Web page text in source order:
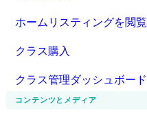
ホームリスティングを閲覧
クラス購入
クラス管理ダッシュボード
コンテンツとメディア